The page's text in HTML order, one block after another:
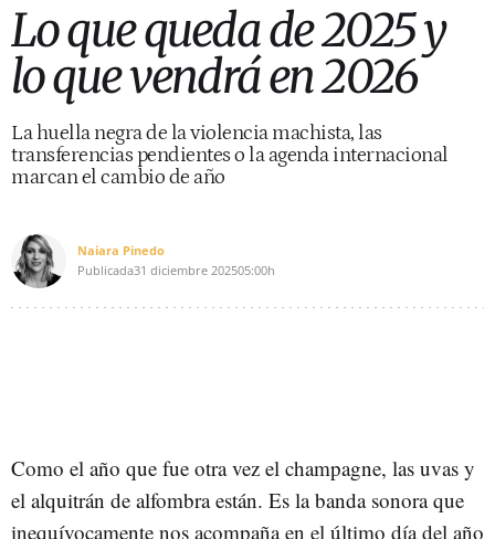
Lo que queda de 2025 y
lo que vendrá en 2026
La huella negra de la violencia machista, las
transferencias pendientes o la agenda internacional
marcan el cambio de año
Naiara Pinedo
Publicada31 diciembre 202505:00h
Como el año que fue otra vez el champagne, las uvas y
el alquitrán de alfombra están. Es la banda sonora que
inequívocamente nos acompaña en el último día del año